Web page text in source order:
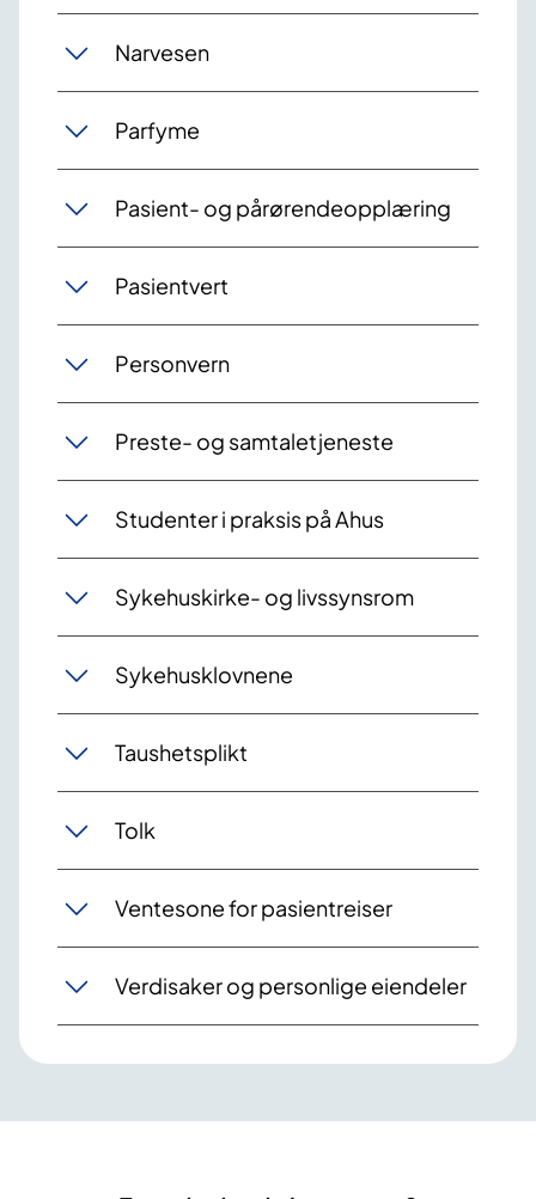
Narvesen
Parfyme
Pasient- og pårørendeopplæring
Pasientvert
Personvern
Preste- og samtaletjeneste
Studenter i praksis på Ahus
Sykehuskirke- og livssynsrom
Sykehusklovnene
Taushetsplikt
Tolk
Ventesone for pasientreiser
Verdisaker og personlige eiendeler